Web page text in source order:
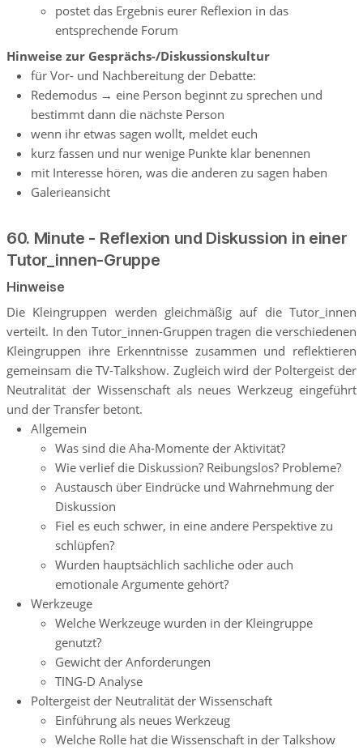
postet das Ergebnis eurer Reflexion in das
entsprechende Forum
Hinweise zur Gesprächs-/Diskussionskultur
für Vor- und Nachbereitung der Debatte:
Redemodus → eine Person beginnt zu sprechen und
bestimmt dann die nächste Person
wenn ihr etwas sagen wollt, meldet euch
kurz fassen und nur wenige Punkte klar benennen
mit Interesse hören, was die anderen zu sagen haben
Galerieansicht
60. Minute - Reflexion und Diskussion in einer
Tutor_innen-Gruppe
Hinweise
Die Kleingruppen werden gleichmäßig auf die Tutor_innen
verteilt. In den Tutor_innen-Gruppen tragen die verschiedenen
Kleingruppen ihre Erkenntnisse zusammen und reflektieren
gemeinsam die TV-Talkshow. Zugleich wird der Poltergeist der
Neutralität der Wissenschaft als neues Werkzeug eingeführt
und der Transfer betont.
Allgemein
Was sind die Aha-Momente der Aktivität?
Wie verlief die Diskussion? Reibungslos? Probleme?
Austausch über Eindrücke und Wahrnehmung der
Diskussion
Fiel es euch schwer, in eine andere Perspektive zu
schlüpfen?
Wurden hauptsächlich sachliche oder auch
emotionale Argumente gehört?
Werkzeuge
Welche Werkzeuge wurden in der Kleingruppe
genutzt?
Gewicht der Anforderungen
TING-D Analyse
Poltergeist der Neutralität der Wissenschaft
Einführung als neues Werkzeug
Welche Rolle hat die Wissenschaft in der Talkshow